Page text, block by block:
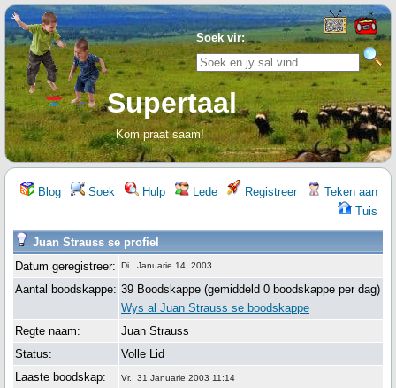
Soek vir:
Supertaal
Kom praat saam!
Blog Soek Hulp Lede Registreer
Teken aan
Tuis
Juan Strauss se profiel
Datum geregistreer:
Di., Januarie 14, 2003
Aantal boodskappe: 39 Boodskappe (gemiddeld 0 boodskappe per dag)
Wys al Juan Strauss se boodskappe
Regte naam:
Juan Strauss
Status:
Volle Lid
Laaste boodskap:
Vr., 31 Januarie 2003 11:14